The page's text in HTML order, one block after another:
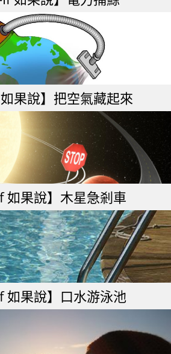
如果說】把空氣藏起來
如果說】木星急剎車
如果說】口水游泳池